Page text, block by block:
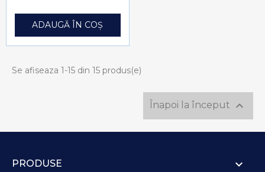
ADAUGĂ ÎN COȘ
Se afiseaza 1-15 din 15 produs(e)
Înapoi la început 
PRODUSE 